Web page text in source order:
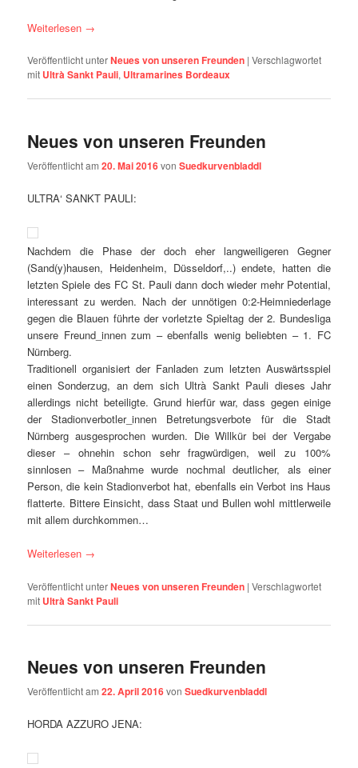
Weiterlesen →
Veröffentlicht unterNeues von unseren Freunden |Verschlagwortet
mit Ultrà Sankt Pauli, Ultramarines Bordeaux
Neues von unseren Freunden
Veröffentlicht am20. Mai 2016vonSuedkurvenbladdl
ULTRA‘ SANKT PAULI:
Nachdem die Phase der doch eher langweiligeren Gegner
(Sand(y)hausen, Heidenheim, Düsseldorf,..) endete, hatten die
letzten Spiele des FC St. Pauli dann doch wieder mehr Potential,
interessant zu werden. Nach der unnötigen 0:2-Heimniederlage
gegen die Blauen führte der vorletzte Spieltag der 2. Bundesliga
unsere Freund_innen zum – ebenfalls wenig beliebten – 1. FC
Nürnberg.
Traditionell organisiert der Fanladen zum letzten Auswärtsspiel
einen Sonderzug, an dem sich Ultrà Sankt Pauli dieses Jahr
allerdings nicht beteiligte. Grund hierfür war, dass gegen einige
der Stadionverbotler_innen Betretungsverbote für die Stadt
Nürnberg ausgesprochen wurden. Die Willkür bei der Vergabe
dieser – ohnehin schon sehr fragwürdigen, weil zu 100%
sinnlosen – Maßnahme wurde nochmal deutlicher, als einer
Person, die kein Stadionverbot hat, ebenfalls ein Verbot ins Haus
flatterte. Bittere Einsicht, dass Staat und Bullen wohl mittlerweile
mit allem durchkommen…
Weiterlesen →
Veröffentlicht unterNeues von unseren Freunden |Verschlagwortet
mit Ultrà Sankt Pauli
Neues von unseren Freunden
Veröffentlicht am22. April 2016vonSuedkurvenbladdl
HORDA AZZUROJENA: